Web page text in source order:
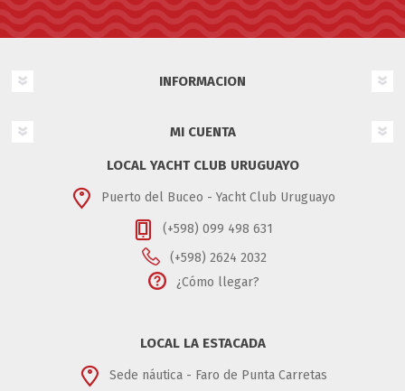
INFORMACION
MI CUENTA
LOCAL YACHT CLUB URUGUAYO
Puerto del Buceo - Yacht Club Uruguayo
(+598) 099 498 631
(+598) 2624 2032
¿Cómo llegar?
LOCAL LA ESTACADA
Sede náutica - Faro de Punta Carretas